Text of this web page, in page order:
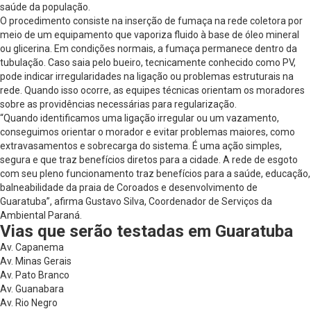
saúde da população.
O procedimento consiste na inserção de fumaça na rede coletora por
meio de um equipamento que vaporiza fluido à base de óleo mineral
ou glicerina. Em condições normais, a fumaça permanece dentro da
tubulação. Caso saia pelo bueiro, tecnicamente conhecido como PV,
pode indicar irregularidades na ligação ou problemas estruturais na
rede. Quando isso ocorre, as equipes técnicas orientam os moradores
sobre as providências necessárias para regularização.
“Quando identificamos uma ligação irregular ou um vazamento,
conseguimos orientar o morador e evitar problemas maiores, como
extravasamentos e sobrecarga do sistema. É uma ação simples,
segura e que traz benefícios diretos para a cidade. A rede de esgoto
com seu pleno funcionamento traz benefícios para a saúde, educação,
balneabilidade da praia de Coroados e desenvolvimento de
Guaratuba”, afirma Gustavo Silva, Coordenador de Serviços da
Ambiental Paraná.
Vias que serão testadas em Guaratuba
Av. Capanema
Av. Minas Gerais
Av. Pato Branco
Av. Guanabara
Av. Rio Negro